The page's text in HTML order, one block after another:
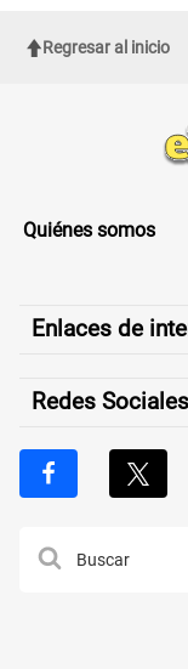
Regresar al inicio
Quiénes somos
Enlaces de
Redes Sociales